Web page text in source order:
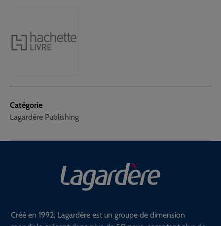
Catégorie
Lagardère Publishing
Créé en 1992, Lagardère est un groupe de dimension